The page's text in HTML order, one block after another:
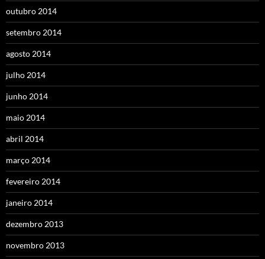
outubro 2014
setembro 2014
agosto 2014
julho 2014
junho 2014
maio 2014
abril 2014
março 2014
fevereiro 2014
janeiro 2014
dezembro 2013
novembro 2013